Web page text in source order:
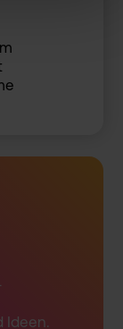
Ideen.